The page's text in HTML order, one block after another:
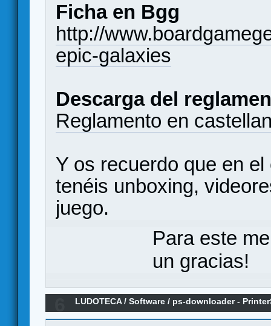
Ficha en Bgg
http://
epic-galaxies
Descarga del
Reglamento en
Y os recuerdo que en
tenéis unboxing,
juego.
Para este
un gracias!
LUDOTECA/Software / ps-downloader -